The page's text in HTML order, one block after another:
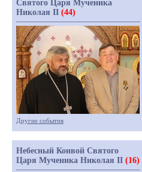
Святого Царя Мученика
Николая II (44)
Другие события
Небесный Конвой Святого
Царя Мученика Николая II (16)